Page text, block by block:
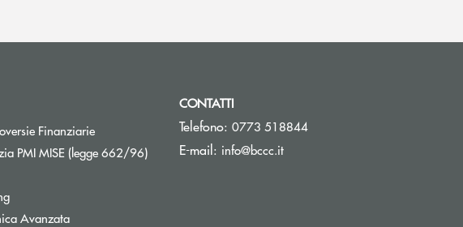
FinanziarieApre una nuova finestra
PMI MISE (legge 662/96)Apre una nuova finestra
Avanzata
CONTATTI
Telefono: 0773 518844
E-mail: info@bccc.it(si apre l’app di posta elettronica)